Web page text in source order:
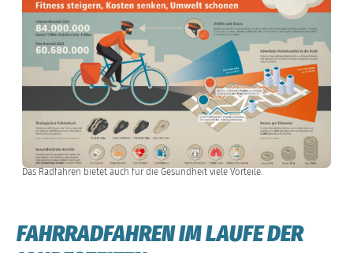
Das Radfahren bietet auch für die Gesundheit viele Vorteile.
FAHRRADFAHREN IM LAUFE DER